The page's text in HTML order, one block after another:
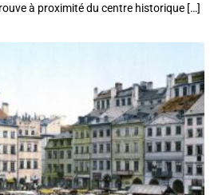
à proximité du centre historique […]